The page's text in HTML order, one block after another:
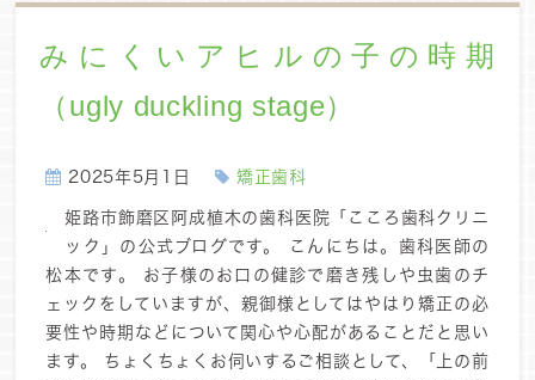
みにくいアヒルの子の時期
（ugly duckling stage）
2025年5月1日 矯正歯科
姫路市飾磨区阿成植木の歯科医院「こころ歯科クリニ
ック」の公式ブログです。 こんにちは。歯科医師の
松本です。 お子様のお口の健診で磨き残しや虫歯のチ
ェックをしていますが、親御様としてはやはり矯正の必
要性や時期などについて関心や心配があることだと思い
ます。 ちょくちょくお伺いするご相談として、「上の前